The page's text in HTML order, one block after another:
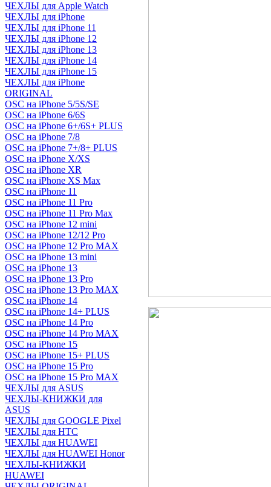
ЧЕХЛЫ для Apple Watch
ЧЕХЛЫ для iPhone
ЧЕХЛЫ для iPhone 11
ЧЕХЛЫ для iPhone 12
ЧЕХЛЫ для iPhone 13
ЧЕХЛЫ для iPhone 14
ЧЕХЛЫ для iPhone 15
ЧЕХЛЫ для iPhone
ORIGINAL
OSC на iPhone 5/5S/SE
OSC на iPhone 6/6S
OSC на iPhone 6+/6S+ PLUS
OSC на iPhone 7/8
OSC на iPhone 7+/8+ PLUS
OSC на iPhone X/XS
OSC на iPhone XR
OSC на iPhone XS Max
OSC на iPhone 11
OSC на iPhone 11 Pro
OSC на iPhone 11 Pro Max
OSC на iPhone 12 mini
OSC на iPhone 12/12 Pro
OSC на iPhone 12 Pro MAX
OSC на iPhone 13 mini
OSC на iPhone 13
OSC на iPhone 13 Pro
OSC на iPhone 13 Pro MAX
OSC на iPhone 14
OSC на iPhone 14+ PLUS
OSC на iPhone 14 Pro
OSC на iPhone 14 Pro MAX
OSC на iPhone 15
OSC на iPhone 15+ PLUS
OSC на iPhone 15 Pro
OSC на iPhone 15 Pro MAX
ЧЕХЛЫ для ASUS
ЧЕХЛЫ-КНИЖКИ для
ASUS
ЧЕХЛЫ для GOOGLE Pixel
ЧЕХЛЫ для HTC
ЧЕХЛЫ для HUAWEI
ЧЕХЛЫ для HUAWEI Honor
ЧЕХЛЫ-КНИЖКИ
HUAWEI